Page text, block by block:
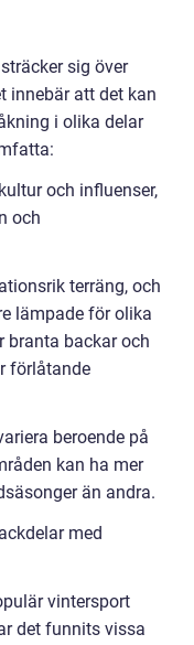
sig över
innebär att det kan
i olika delar
och influenser,
och
terräng, och
lämpade för olika
branta backar och
förlåtande
beroende på
kan ha mer
än andra.
med
vintersport
det funnits vissa